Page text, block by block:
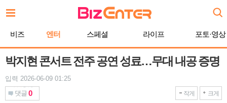
문
기
비즈 엔터 스페셜 라이프 포토·영상
박지현 콘서트 전주 공연 성료…무대 내공 증명
입력 2026-06-09 01:25
댓글 0 작게 크게